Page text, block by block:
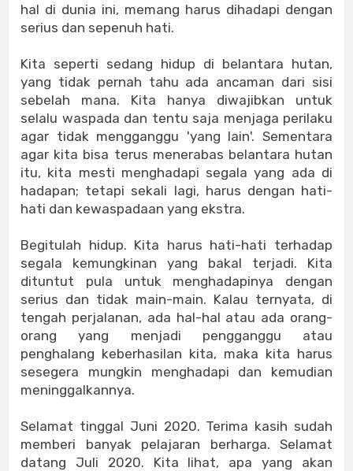
hal di dunia ini, memang harus dihadapi dengan
serius dan sepenuh hati.
Kita seperti sedang hidup di belantara hutan,
yang tidak pernah tahu ada ancaman dari sisi
sebelah mana. Kita hanya diwajibkan untuk
selalu waspada dan tentu saja menjaga perilaku
agar tidak mengganggu 'yang lain'. Sementara
agar kita bisa terus menerabas belantara hutan
itu, kita mesti menghadapi segala yang ada di
hadapan; tetapi sekali lagi, harus dengan hati-
hati dan kewaspadaan yang ekstra.
Begitulah hidup. Kita harus hati-hati terhadap
segala kemungkinan yang bakal terjadi. Kita
dituntut pula untuk menghadapinya dengan
serius dan tidak main-main. Kalau ternyata, di
tengah perjalanan, ada hal-hal atau ada orang-
orang yang menjadi pengganggu atau
penghalang keberhasilan kita, maka kita harus
sesegera mungkin menghadapi dan kemudian
meninggalkannya.
Selamat tinggal Juni 2020. Terima kasih sudah
memberi banyak pelajaran berharga. Selamat
datang Juli 2020. Kita lihat, apa yang akan